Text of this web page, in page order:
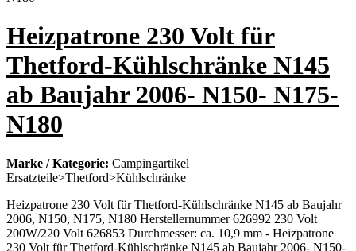
Heizpatrone 230 Volt für
Thetford-Kühlschränke N145
ab Baujahr 2006- N150- N175-
N180
Marke / Kategorie: Campingartikel
Ersatzteile>Thetford>Kühlschränke
Heizpatrone 230 Volt für Thetford-Kühlschränke N145 ab Baujahr
2006, N150, N175, N180 Herstellernummer 626992 230 Volt
200W/220 Volt 626853 Durchmesser: ca. 10,9 mm - Heizpatrone
230 Volt für Thetford-Kühlschränke N145 ab Baujahr 2006- N150-